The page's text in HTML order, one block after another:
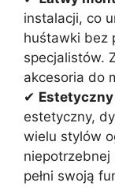
instalacji, co
huśtawki bez
specjalistów.
akcesoria do
✔
estetyczny,
wielu stylów
niepotrzebnej
pełni swoją